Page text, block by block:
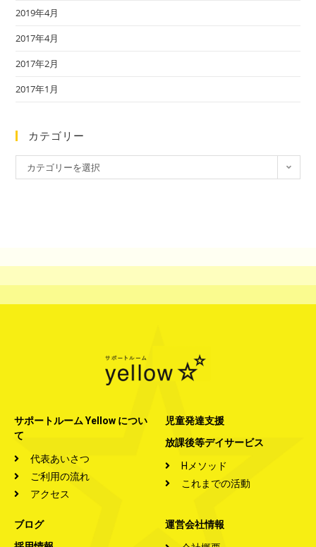
2019年4月
2017年4月
2017年2月
2017年1月
カテゴリー
カテゴリーを選択
サポートルーム Yellow につい
て
代表あいさつ
ご利用の流れ
アクセス
児童発達支援
放課後等デイサービス
Hメソッド
これまでの活動
ブログ
運営会社情報